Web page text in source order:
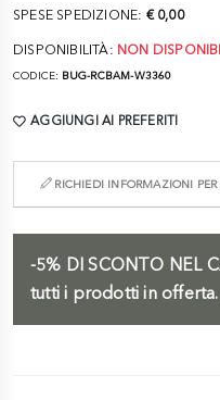
SPESE SPEDIZIONE: € 0,00
DISPONIBILITÀ: NON
CODICE: BUG-RCBAM-W3360
AGGIUNGI AI PREFERITI
RICHIEDI INFORMAZIONI PER
-5% DI SCONTO NEL
tutti i prodotti in